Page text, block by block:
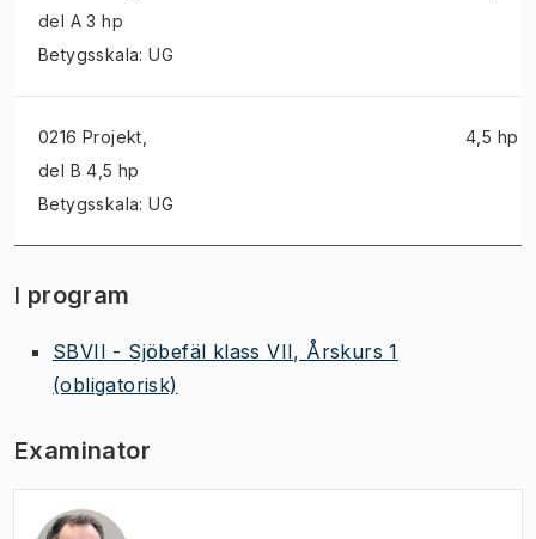
del A 3 hp
Betygsskala: UG
0216 Projekt
del B 4,5 hp
Betygsskala: UG
4,5 hp
I program
SBVII - Sjöbefäl klass VII, Årskurs 1
(obligatorisk)
Examinator